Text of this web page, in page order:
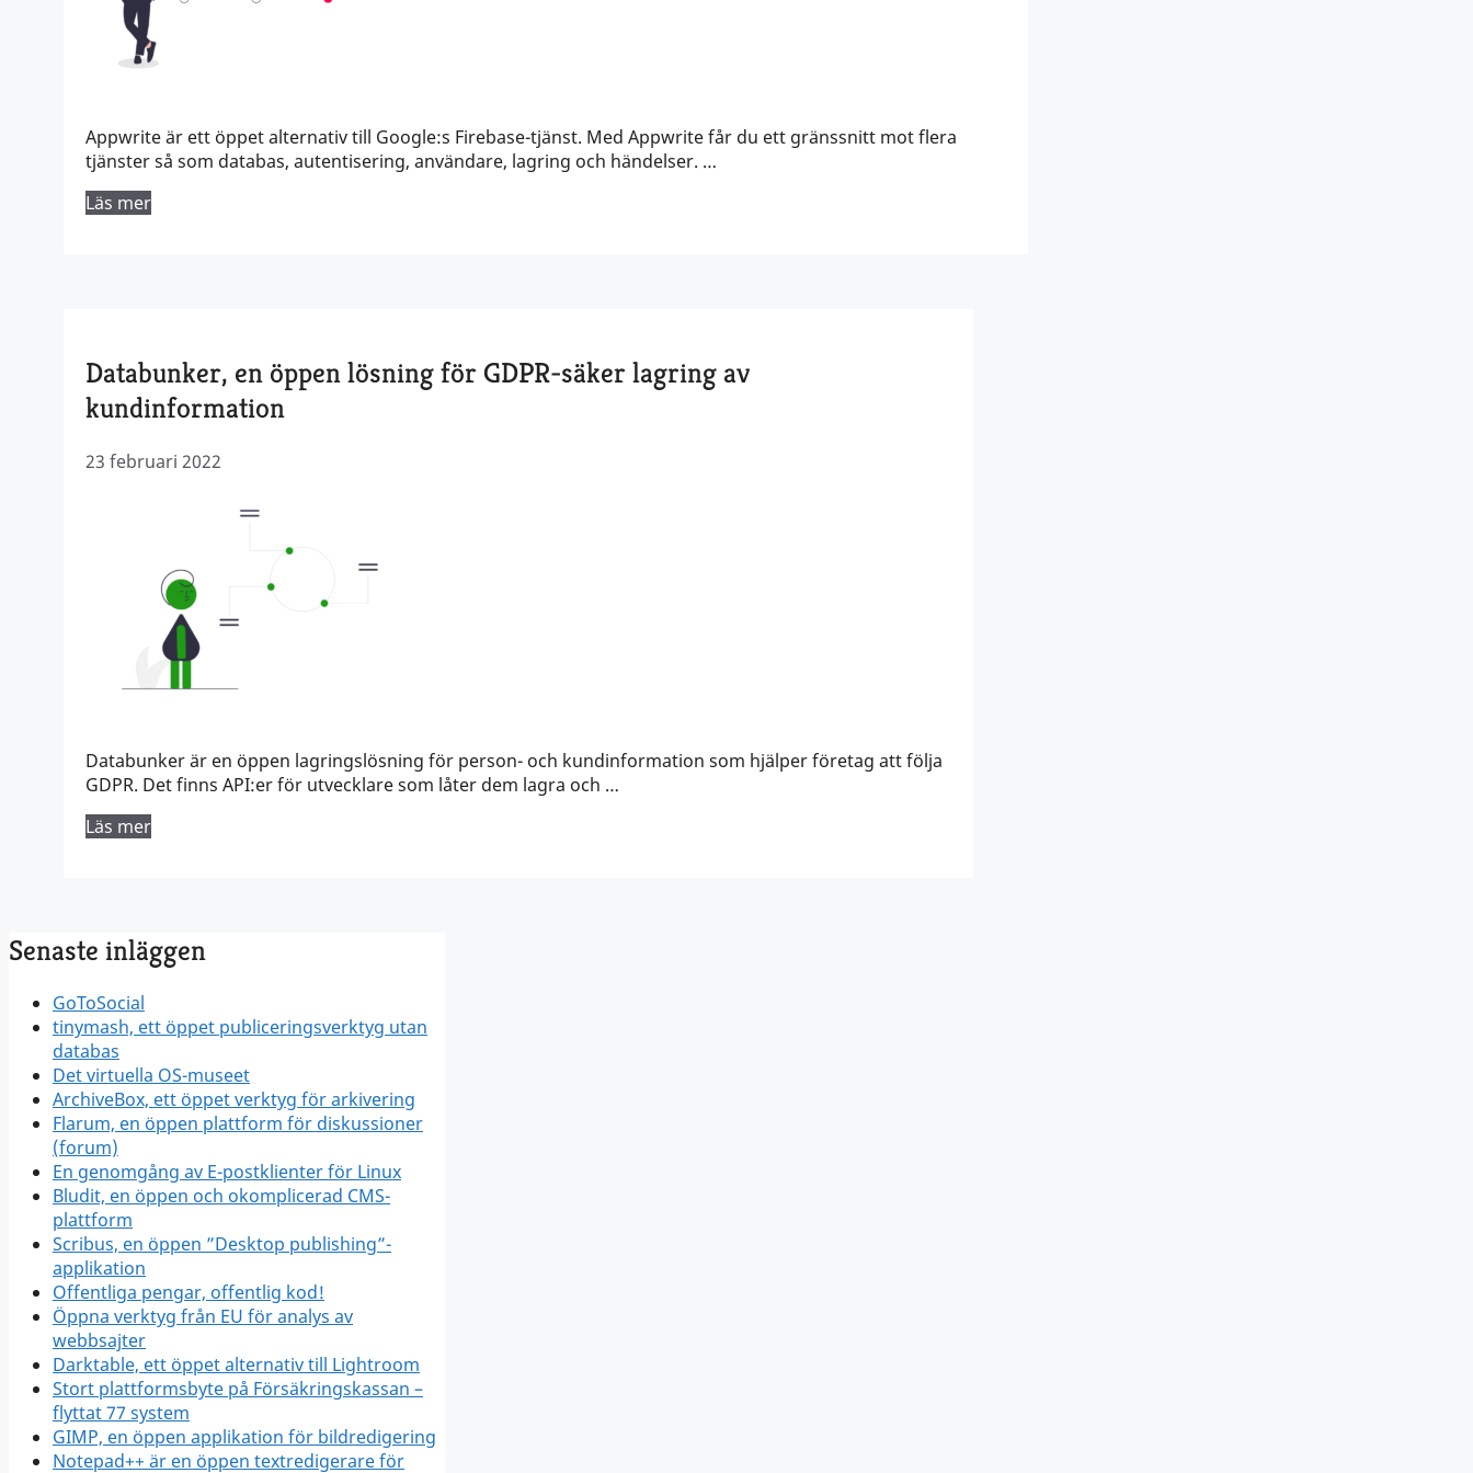
Appwrite är ett öppet alternativ till Google:s Firebase-tjänst. Med Appwrite får du ett gränssnitt mot flera
tjänster så som databas, autentisering, användare, lagring och händelser. …
Läs mer
Databunker, en öppen lösning för GDPR-säker lagring av
kundinformation
23 februari 2022
Databunker är en öppen lagringslösning för person- och kundinformation som hjälper företag att följa
GDPR. Det finns API:er för utvecklare som låter dem lagra och …
Läs mer
Senaste inläggen
GoToSocial
tinymash, ett öppet publiceringsverktyg utan
databas
Det virtuella OS-museet
ArchiveBox, ett öppet verktyg för arkivering
Flarum, en öppen plattform för diskussioner
(forum)
En genomgång av E-postklienter för Linux
Bludit, en öppen och okomplicerad CMS-
plattform
Scribus, en öppen ”Desktop publishing”-
applikation
Offentliga pengar, offentlig kod!
Öppna verktyg från EU för analys av
webbsajter
Darktable, ett öppet alternativ till Lightroom
Stort plattformsbyte på Försäkringskassan –
flyttat 77 system
GIMP, en öppen applikation för bildredigering
Notepad++ är en öppen textredigerare för